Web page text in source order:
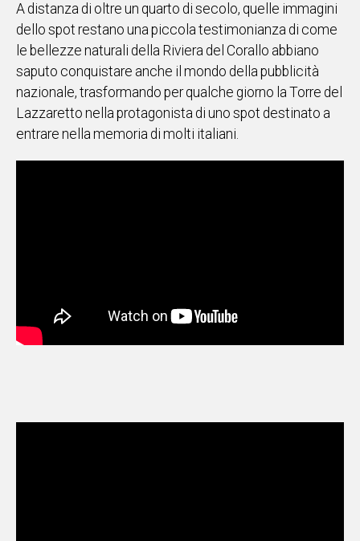
A distanza di oltre un quarto di secolo, quelle immagini
dello spot restano una piccola testimonianza di come
le bellezze naturali della Riviera del Corallo abbiano
saputo conquistare anche il mondo della pubblicità
nazionale, trasformando per qualche giorno la Torre del
Lazzaretto nella protagonista di uno spot destinato a
entrare nella memoria di molti italiani.